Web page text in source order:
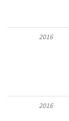
2016
2016